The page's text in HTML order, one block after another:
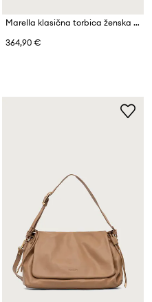
Marella klasična torbica ženska usnjena MLAWEST
364,90 €